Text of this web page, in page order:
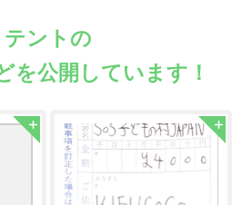
テントの
を公開しています！